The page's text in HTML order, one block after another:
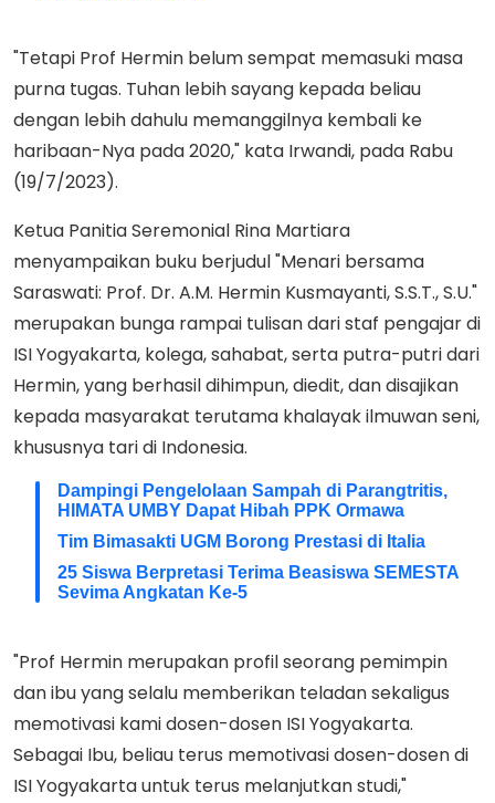
"Tetapi Prof Hermin belum sempat memasuki masa
purna tugas. Tuhan lebih sayang kepada beliau
dengan lebih dahulu memanggilnya kembali ke
haribaan-Nya pada 2020," kata Irwandi, pada Rabu
(19/7/2023).
Ketua Panitia Seremonial Rina Martiara
menyampaikan buku berjudul "Menari bersama
Saraswati: Prof. Dr. A.M. Hermin Kusmayanti, S.S.T., S.U."
merupakan bunga rampai tulisan dari staf pengajar di
ISI Yogyakarta, kolega, sahabat, serta putra-putri dari
Hermin, yang berhasil dihimpun, diedit, dan disajikan
kepada masyarakat terutama khalayak ilmuwan seni,
khususnya tari di Indonesia.
Dampingi Pengelolaan Sampah di Parangtritis,
HIMATA UMBY Dapat Hibah PPK Ormawa
Tim Bimasakti UGM Borong Prestasi di Italia
25 Siswa Berpretasi Terima Beasiswa SEMESTA
Sevima Angkatan Ke-5
"Prof Hermin merupakan profil seorang pemimpin
dan ibu yang selalu memberikan teladan sekaligus
memotivasi kami dosen-dosen ISI Yogyakarta.
Sebagai Ibu, beliau terus memotivasi dosen-dosen di
ISI Yogyakarta untuk terus melanjutkan studi,"